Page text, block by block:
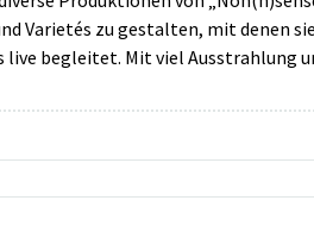
Varietés zu gestalten, mit denen
begleitet. Mit viel Ausstrahlung